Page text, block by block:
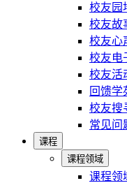
校友园
校友故
校友心
校友电
校友活
回馈学
校友搜
常见问
课程
课程领域
课程领